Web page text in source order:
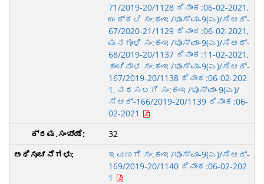
71/2019-20/1128 ದಿನಾಂಕ:06-02-2021,
ಉಕ್ಕಲಿ ಸಂ:ಕಂಇ/ಭೂಸ್ವಾ-9(ಎ)/ಸಿಆರ್-
67/2020-21/1129 ದಿನಾಂಕ:06-02-2021,
ಮನಗೂಳಿ ಸಂ:ಕಂಇ/ಭೂಸ್ವಾ-9(ಎ)/ಸಿಆರ್-
68/2019-20/1137 ದಿನಾಂಕ:11-02-2021,
ಹಂಚಿನಾಳ ಸಂ:ಕಂಇ/ಭೂಸ್ವಾ-9(ಎ)/ಸಿಆರ್-
167/2019-20/1138 ದಿನಾಂಕ:06-02-202
1, ನರಸಲಗಿ ಸಂ:ಕಂಇ/ಭೂಸ್ವಾ-9(ಎ)/
ಸಿಆರ್-166/2019-20/1139 ದಿನಾಂಕ:06-
02-2021
32
ಇವಣಗಿ ಸಂ:ಕಂಇ/ಭೂಸ್ವಾ-9(ಎ)/ಸಿಆರ್-
169/2019-20/1140 ದಿನಾಂಕ:06-02-202
1